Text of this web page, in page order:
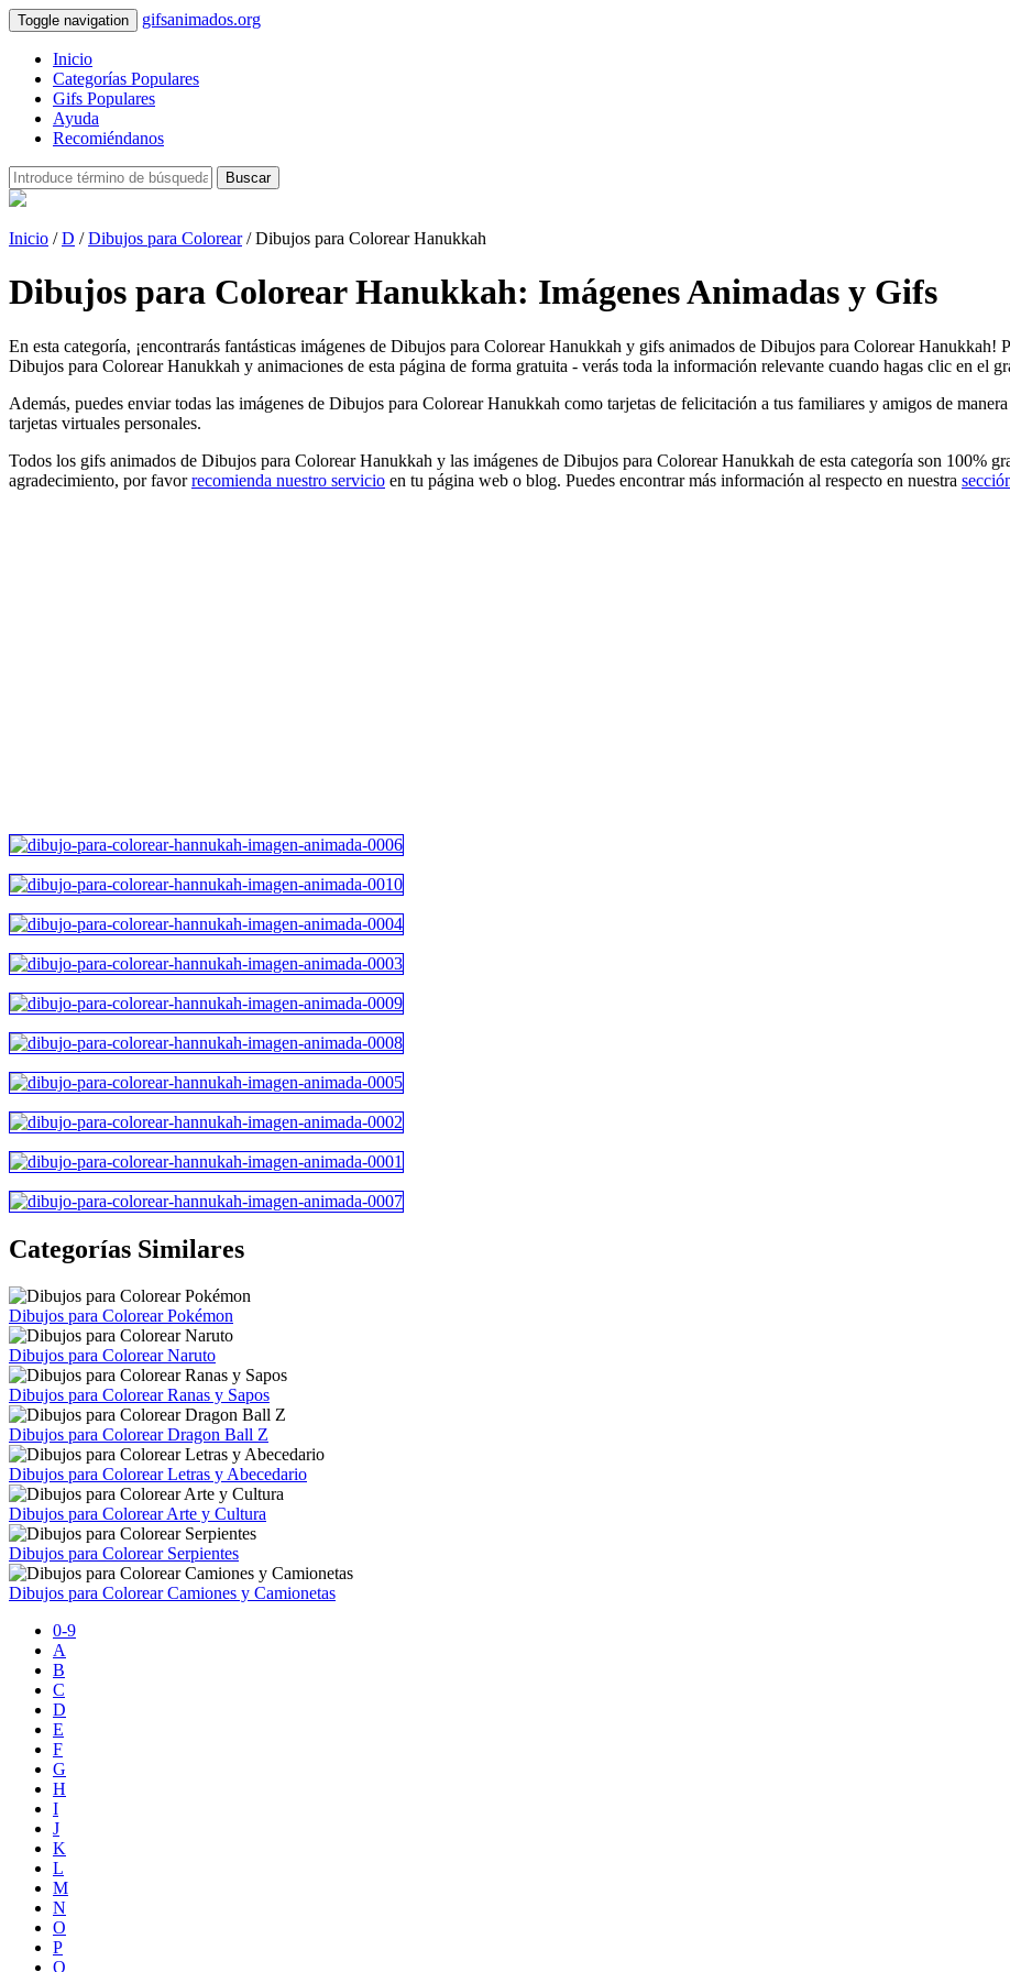
Toggle navigation gifsanimados.org
Inicio
Categorías Populares
Gifs Populares
Ayuda
Recomiéndanos
Buscar
Inicio /D /Dibujos para Colorear/ Dibujos para Colorear Hanukkah
Dibujos para Colorear Hanukkah: Imágenes Animadas y Gifs
En esta categoría, ¡encontrarás fantásticas imágenes de Dibujos para Colorear Hanukkah y gifs animados de Dibujos para Colorear Hanukkah!
Dibujos para Colorear Hanukkah y animaciones de esta página de forma gratuita - verás toda la información relevante cuando hagas clic en el
Además, puedes enviar todas las imágenes de Dibujos para Colorear Hanukkah como tarjetas de felicitación a tus familiares y amigos de
tarjetas virtuales personales.
Todos los gifs animados de Dibujos para Colorear Hanukkah y las imágenes de Dibujos para Colorear Hanukkah de esta categoría son 100%
agradecimiento, por favorrecomienda nuestro servicio en tu página web o blog. Puedes encontrar más información al respecto en nuestra
Categorías Similares
Dibujos para Colorear Pokémon
Dibujos para Colorear Naruto
Dibujos para Colorear Ranas y Sapos
Dibujos para Colorear Dragon Ball Z
Dibujos para Colorear Letras y Abecedario
Dibujos para Colorear Arte y Cultura
Dibujos para Colorear Serpientes
Dibujos para Colorear Camiones y Camionetas
0-9
A
B
C
D
E
F
G
H
I
J
K
L
M
N
O
P
Q